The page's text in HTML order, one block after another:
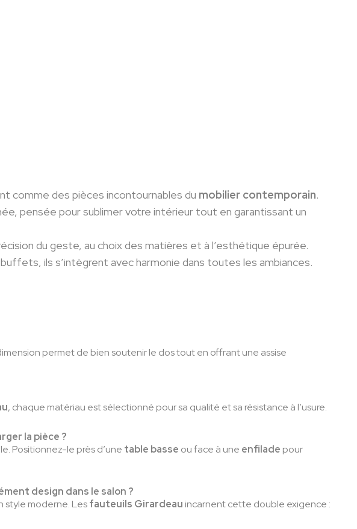
comme des pièces incontournables du mobilier contemporain.
pensée pour sublimer votre intérieur tout en garantissant un
du geste, au choix des matières et à l’esthétique épurée.
ils s’intègrent avec harmonie dans toutes les ambiances.
permet de bien soutenir le dos tout en offrant une assise
, chaque matériau est sélectionné pour sa qualité et sa résistance à l’usure.
la pièce ?
Positionnez-le près d’une table basse ou face à une enfilade pour
design dans le salon ?
style moderne. Lesfauteuils Girardeau incarnent cette double exigence :